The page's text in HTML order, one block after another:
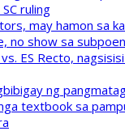
ruling
may hamon sa
no show sa
ES Recto,
ng
textbook sa